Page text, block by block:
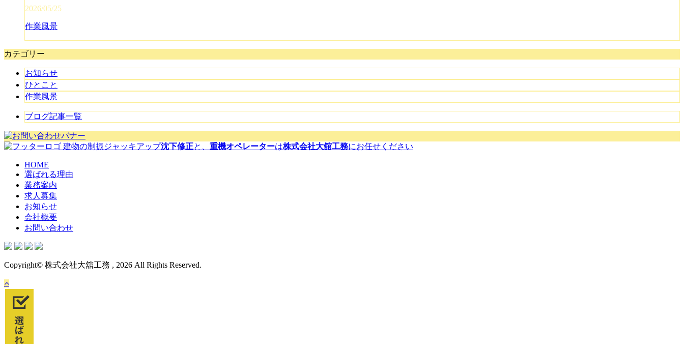
2026/05/25
作業風景
カテゴリー
お知らせ
ひとこと
作業風景
ブログ記事一覧
建物の制振ジャッキアップ沈下修正と、 重機オペレーターは株式会社大舘工務にお任せください
HOME
選ばれる理由
業務案内
求人募集
お知らせ
会社概要
お問い合わせ
Copyright© 株式会社大舘工務 , 2026 All Rights Reserved.